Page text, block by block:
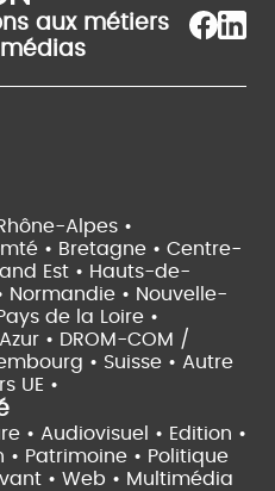
aux métiers
Alpes •
• Bretagne • Centre-
Est • Hauts-de-
Normandie • Nouvelle-
de la Loire •
• DROM-COM /
• Suisse • Autre
UE •
• Audiovisuel • Edition •
• Patrimoine • Politique
• Web • Multimédia